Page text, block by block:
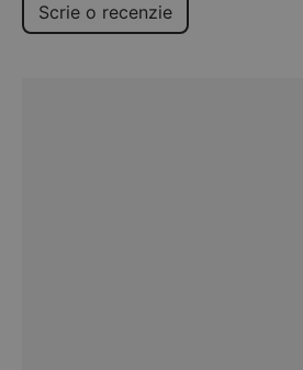
Scrie o recenzie